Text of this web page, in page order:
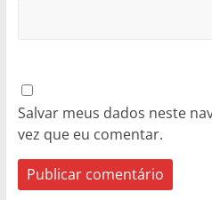
Salvar meus dados neste
vez que eu comentar.